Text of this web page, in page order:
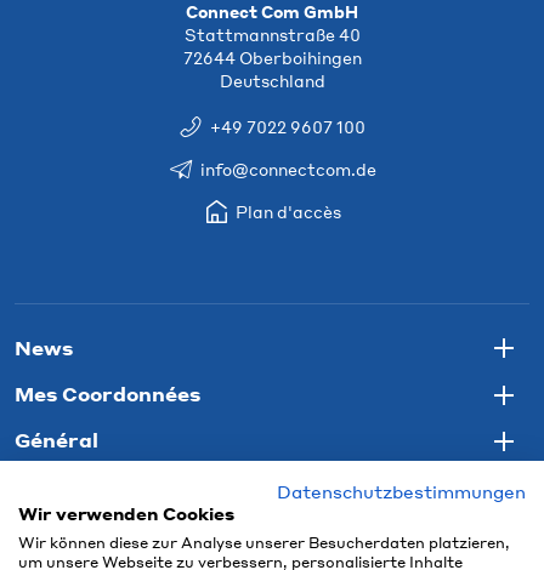
Connect Com GmbH
Stattmannstraße 40
72644 Oberboihingen
Deutschland
+49 7022 9607 100
info@connectcom.de
Plan d'accès
News
Mes Coordonnées
Général
Datenschutzbestimmungen
Wir verwenden Cookies
Wir können diese zur Analyse unserer Besucherdaten platzieren,
um unsere Webseite zu verbessern, personalisierte Inhalte